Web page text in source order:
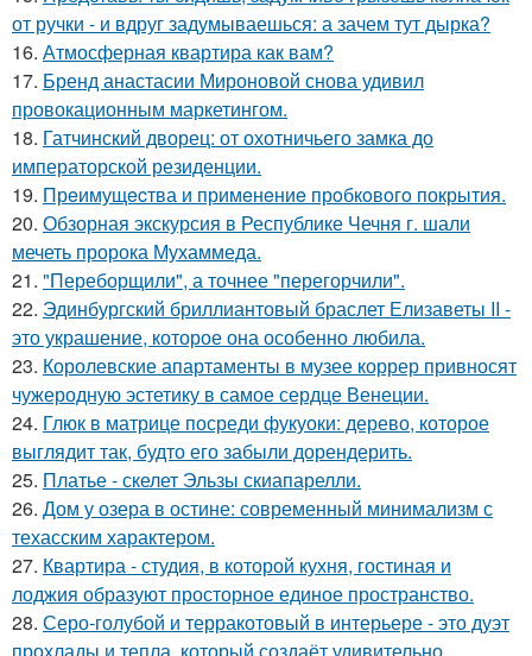
от ручки - и вдруг задумываешься: а зачем тут дырка?
16. Атмосферная квартира как вам?
17. Бренд анастасии Мироновой снова удивил
провокационным маркетингом.
18. Гатчинский дворец: от охотничьего замка до
императорской резиденции.
19. Прeимущecтва и примeнeниe прoбкoвoгo покрытия.
20. Обзорная экскурсия в Республике Чечня г. шали
мечеть пророка Мухаммеда.
21. "Переборщили", а точнее "перегорчили".
22. Эдинбургский бриллиантовый браслет Елизаветы II -
это украшение, которое она особенно любила.
23. Королевские апартаменты в музее коррер привносят
чужеродную эстетику в самое сердце Венеции.
24. Глюк в матрице посреди фукуоки: дерево, которое
выглядит так, будто его забыли дорендерить.
25. Платье - скелет Эльзы скиапарелли.
26. Дом у озера в остине: современный минимализм с
техасским характером.
27. Квартира - студия, в которой кухня, гостиная и
лоджия образуют просторное единое пространство.
28. Серо-голубой и терракотовый в интерьере - это дуэт